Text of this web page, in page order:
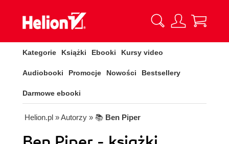
Kategorie Książki Ebooki Kursy video
Audiobooki Promocje Nowości Bestsellery
Darmowe ebooki
Helion.pl » Autorzy » 📚 Ben Piper